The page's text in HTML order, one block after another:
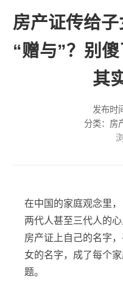
房产证传给
“赠与”？别
其
发布时
分类：房
在中国的家庭观念里
两代人甚至三代人的
房产证上自己的名字
女的名字，成了每个
题。